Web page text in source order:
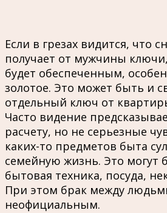
Если в грезах видится, что
получает от мужчины
будет обеспеченным,
золотое. Это может быть и
отдельный ключ от
Часто видение
расчету, но не серьезные
каких-то предметов быта
семейную жизнь. Это могут
бытовая техника, посуда,
При этом брак между
неофициальным.